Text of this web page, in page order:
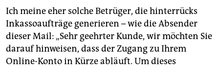
Ich meine eher solche Betrüger, die hinterrücks
Inkassoaufträge generieren – wie die Absender
dieser Mail: „Sehr geehrter Kunde, wir möchten Sie
darauf hinweisen, dass der Zugang zu Ihrem
Online-Konto in Kürze abläuft. Um dieses